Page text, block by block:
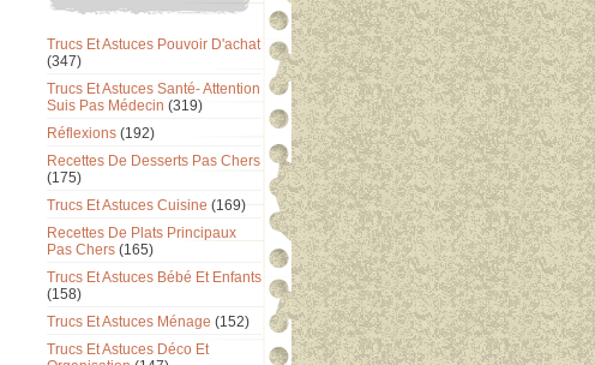
Trucs Et Astuces Pouvoir D'achat
(347)
Trucs Et Astuces Santé- Attention
Suis Pas Médecin (319)
Réflexions (192)
Recettes De Desserts Pas Chers
(175)
Trucs Et Astuces Cuisine (169)
Recettes De Plats Principaux
Pas Chers (165)
Trucs Et Astuces Bébé Et Enfants
(158)
Trucs Et Astuces Ménage (152)
Trucs Et Astuces Déco Et